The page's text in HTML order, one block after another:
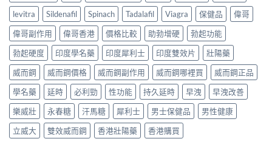
levitra
Sildenafil Spinach Tadalafil Viagra 保健品
偉哥
偉哥副作用
偉哥香港 價格比較 助勃增硬
勃起功能
勃起硬度
印度學名藥 印度犀利士 印度雙效片
壯陽藥
威而鋼
威而鋼價格 威而鋼副作用 威而鋼哪裡買
威而鋼正品
學名藥
延時 必利勁 性功能 持久延時 早洩
早洩改善
樂威壯
永春糖 汗馬糖 犀利士 男士保健品
男性健康
立威大
雙效威而鋼 香港壯陽藥 香港購買